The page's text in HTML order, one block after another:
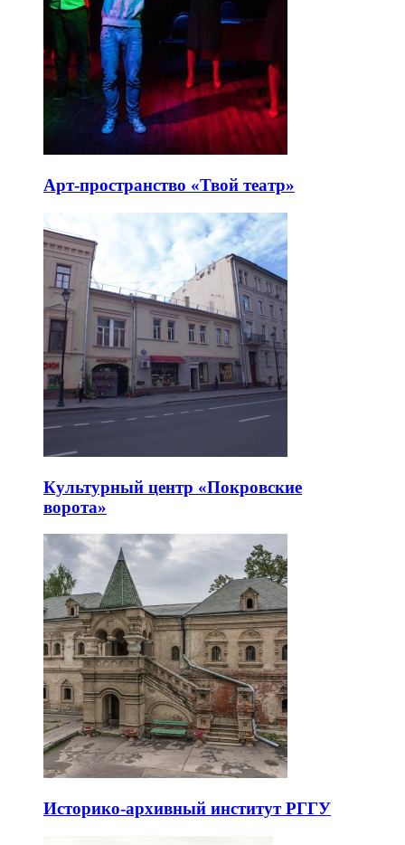
Арт-пространство «Твой театр»
Культурный центр «Покровские
ворота»
Историко-архивный институт РГГУ